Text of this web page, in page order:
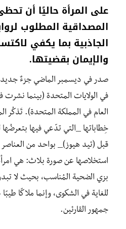
على المرأة حاليًا أن
المصداقية المطلوب
الجاذبية بما يكفي
والإيمان بقضيتها.
صدر في ديسمبر الماضي جزءٌ جديد
في الولايات المتحدة (بينما
العام في المملكة المتحدة). تَذكُر
خِطاباتها _التي تدّعي فيها
قبل (تيد هيوز)_ بواحد من العناصر
استخلاصها عن صورة بلاث: هي
بزي الضحية المُناسب، بحيث لا
للغاية في الشكوى، وإنما ملاكًا
جمهور القارئين.